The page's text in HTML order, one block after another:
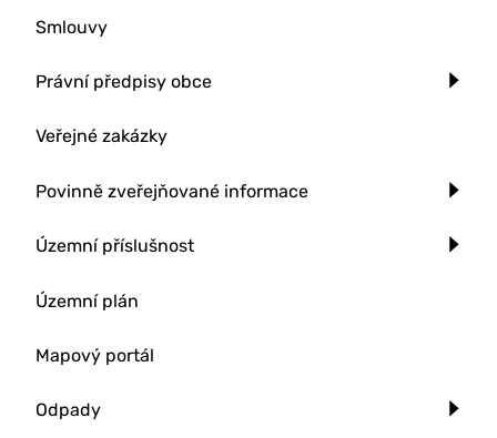
Smlouvy
Právní předpisy obce
Veřejné zakázky
Povinně zveřejňované informace
Územní příslušnost
Územní plán
Mapový portál
Odpady